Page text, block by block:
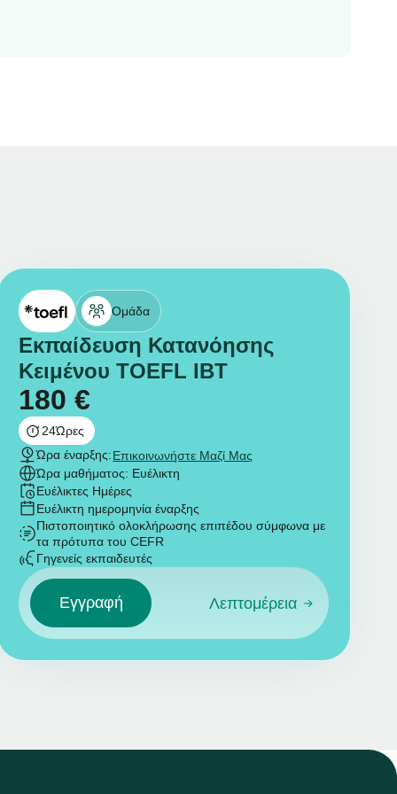
Ομάδα
Εκπαίδευση Κατανόησης
Κειμένου TOEFL IBT
180 €
24Ώρες
Ώρα έναρξης:Επικοινωνήστε Μαζί Μας
Ώρα μαθήματος: Ευέλικτη
Ευέλικτες Ημέρες
Ευέλικτη ημερομηνία έναρξης
Πιστοποιητικό ολοκλήρωσης επιπέδου σύμφωνα με
τα πρότυπα του CEFR
Γηγενείς εκπαιδευτές
Εγγραφή Λεπτομέρεια